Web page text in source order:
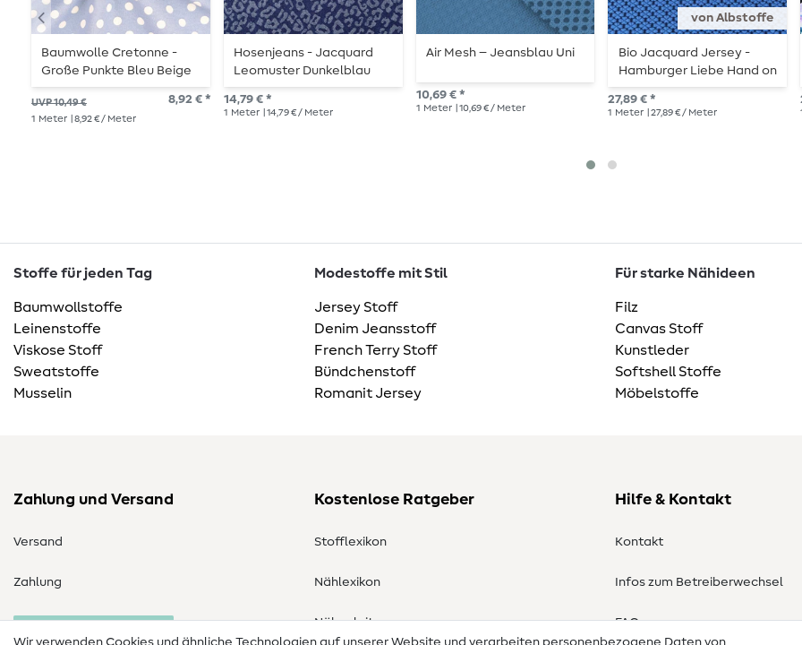
Baumwolle Cretonne -
Große Punkte Bleu Beige
Wash
UVP 10,49 € 8,92 € *
1 Meter | 8,92 € / Meter
Hosenjeans - Jacquard
Leomuster Dunkelblau
Extrabreit
14,79 € *
1 Meter | 14,79 € / Meter
Air Mesh – Jeansblau Uni
10,69 € *
1 Meter | 10,69 € / Meter
von Albstoffe
Bio Jacquard Jersey -
Hamburger Liebe Hand on
Hearts Lucky Knit Blau
27,89 € *
1 Meter | 27,89 € / Meter
Stoffe für jeden Tag
Baumwollstoffe
Leinenstoffe
Viskose Stoff
Sweatstoffe
Musselin
Modestoffe mit Stil
Jersey Stoff
Denim Jeansstoff
French Terry Stoff
Bündchenstoff
Romanit Jersey
Für starke Nähideen
Filz
Canvas Stoff
Kunstleder
Softshell Stoffe
Möbelstoffe
Zahlung und Versand
Versand
Zahlung
Kostenlose Ratgeber
Stofflexikon
Nählexikon
Nähanleitungen
Hilfe & Kontakt
Kontakt
Infos zum Betreiberwechsel
FAQ
Wir verwenden Cookies und ähnliche Technologien auf unserer Website und verarbeiten personenbezogene Daten von